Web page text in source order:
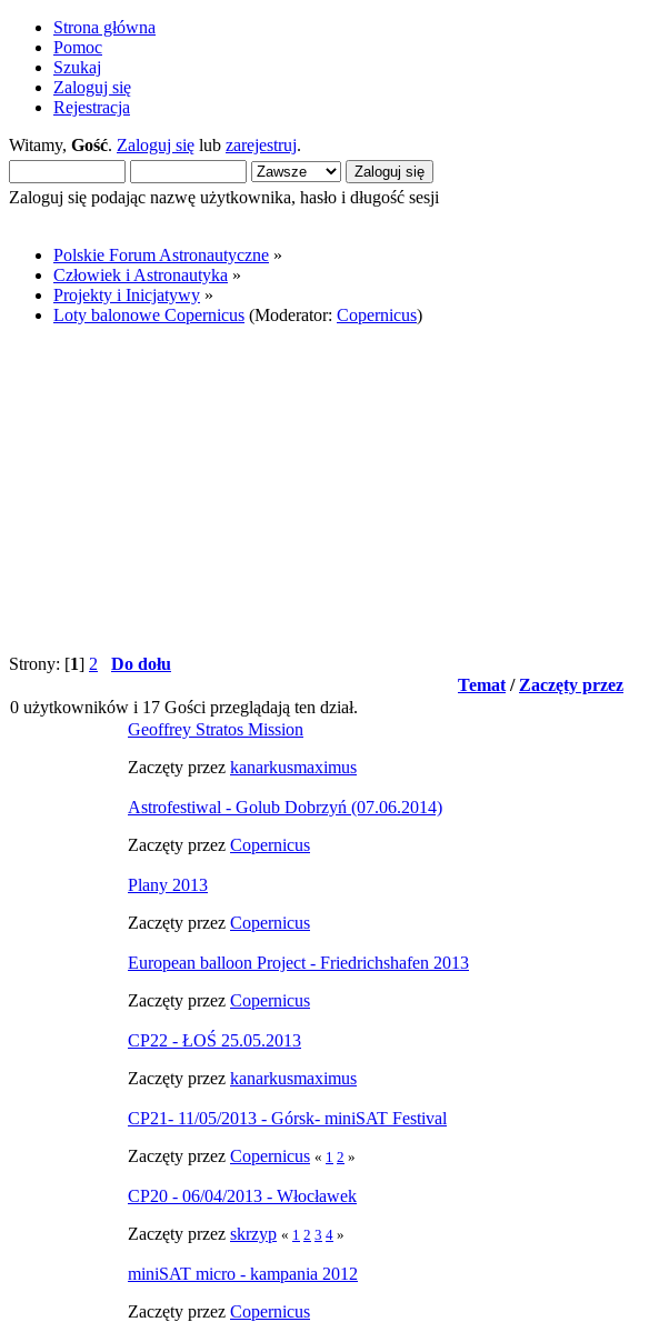
Strona główna
Pomoc
Szukaj
Zaloguj się
Rejestracja
Witamy, Gość. Zaloguj się lub zarejestruj.
Zaloguj się podając nazwę użytkownika, hasło i długość sesji
Polskie Forum Astronautyczne »
Człowiek i Astronautyka »
Projekty i Inicjatywy »
Loty balonowe Copernicus (Moderator: Copernicus)
Strony: [1] 2
Do dołu
Temat / Zaczęty przez
0 użytkowników i 17 Gości przeglądają ten dział.
Geoffrey Stratos Mission
Zaczęty przez kanarkusmaximus
Astrofestiwal - Golub Dobrzyń (07.06.2014)
Zaczęty przez Copernicus
Plany 2013
Zaczęty przez Copernicus
European balloon Project - Friedrichshafen 2013
Zaczęty przez Copernicus
CP22 - ŁOŚ 25.05.2013
Zaczęty przez kanarkusmaximus
CP21- 11/05/2013 - Górsk- miniSAT Festival
Zaczęty przez Copernicus « 1 2 »
CP20 - 06/04/2013 - Włocławek
Zaczęty przez skrzyp « 1 2 3 4 »
miniSAT micro - kampania 2012
Zaczęty przez Copernicus